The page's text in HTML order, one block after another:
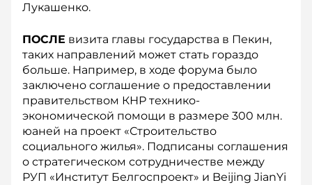
Лукашенко.
ПОСЛЕ визита главы государства в Пекин,
таких направлений может стать гораздо
больше. Например, в ходе форума было
заключено соглашение о предоставлении
правительством КНР технико-
экономической помощи в размере 300 млн.
юаней на проект «Строительство
социального жилья». Подписаны соглашения
о стратегическом сотрудничестве между
РУП «Институт Белгоспроект» и Beijing JianYi